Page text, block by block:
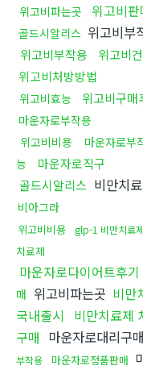
위고비파는곳 위고비판
골드시알리스 위고비부
위고비부작용
위고비
위고비처방방법
위고비효능 위고비구매
마운자로부작용
위고비비용
마운자로부
능
마운자로직구
골드시알리스 비만치
비아그라
위고비비용 glp-1 비만치료제
치료제
마운자로다이어트후기
매 위고비파는곳 비만
국내출시
비만치료제
구매 마운자로대리구매
부작용
마운자로정품판매